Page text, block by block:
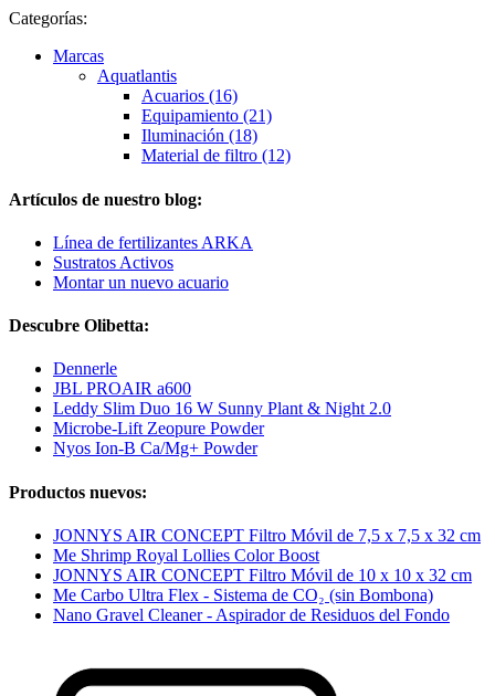
Categorías:
Marcas
Aquatlantis
Acuarios (16)
Equipamiento (21)
Iluminación (18)
Material de filtro (12)
Artículos de nuestro blog:
Línea de fertilizantes ARKA
Sustratos Activos
Montar un nuevo acuario
Descubre Olibetta:
Dennerle
JBL PROAIR a600
Leddy Slim Duo 16 W Sunny Plant & Night 2.0
Microbe-Lift Zeopure Powder
Nyos Ion-B Ca/Mg+ Powder
Productos nuevos:
JONNYS AIR CONCEPT Filtro Móvil de 7,5 x 7,5 x 32 cm
Me Shrimp Royal Lollies Color Boost
JONNYS AIR CONCEPT Filtro Móvil de 10 x 10 x 32 cm
Me Carbo Ultra Flex - Sistema de CO₂ (sin Bombona)
Nano Gravel Cleaner - Aspirador de Residuos del Fondo